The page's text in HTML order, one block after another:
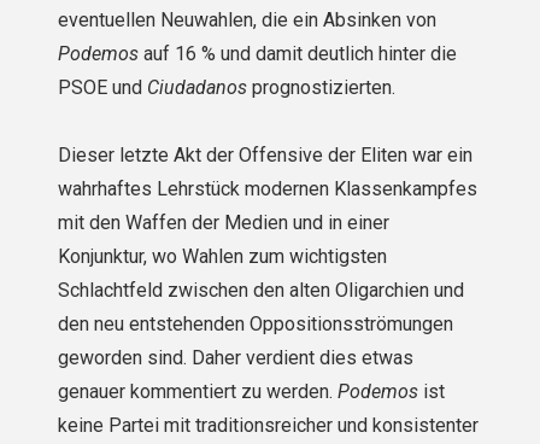
eventuellen Neuwahlen, die ein Absinken von
Podemosauf 16 % und damit deutlich hinter die
PSOE und Ciudadanosprognostizierten.
Dieser letzte Akt der Offensive der Eliten war ein
wahrhaftes Lehrstück modernen Klassenkampfes
mit den Waffen der Medien und in einer
Konjunktur, wo Wahlen zum wichtigsten
Schlachtfeld zwischen den alten Oligarchien und
den neu entstehenden Oppositionsströmungen
geworden sind. Daher verdient dies etwas
genauer kommentiert zu werden. Podemosist
keine Partei mit traditionsreicher und konsistenter